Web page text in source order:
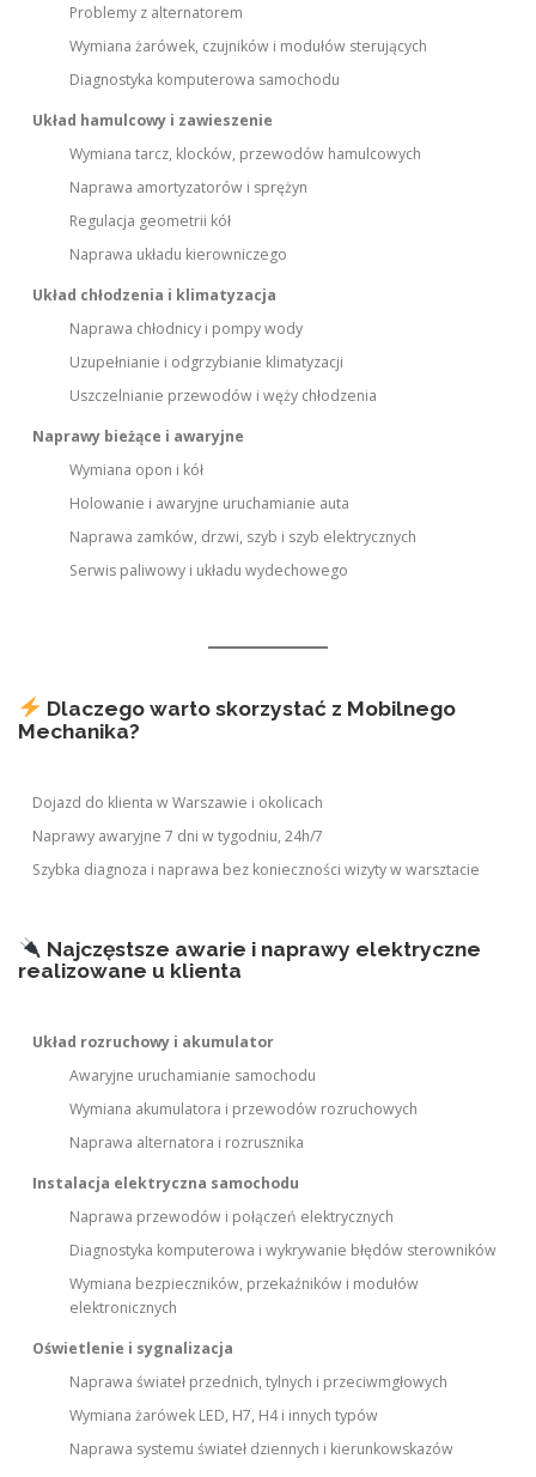
Problemy z alternatorem
Wymiana żarówek, czujników i modułów sterujących
Diagnostyka komputerowa samochodu
Układ hamulcowy i zawieszenie
Wymiana tarcz, klocków, przewodów hamulcowych
Naprawa amortyzatorów i sprężyn
Regulacja geometrii kół
Naprawa układu kierowniczego
Układ chłodzenia i klimatyzacja
Naprawa chłodnicy i pompy wody
Uzupełnianie i odgrzybianie klimatyzacji
Uszczelnianie przewodów i węży chłodzenia
Naprawy bieżące i awaryjne
Wymiana opon i kół
Holowanie i awaryjne uruchamianie auta
Naprawa zamków, drzwi, szyb i szyb elektrycznych
Serwis paliwowy i układu wydechowego
Dlaczego warto skorzystać z Mobilnego
Mechanika?
Dojazd do klienta w Warszawie i okolicach
Naprawy awaryjne 7 dni w tygodniu, 24h/7
Szybka diagnoza i naprawa bez konieczności wizyty w warsztacie
Najczęstsze awarie i naprawy elektryczne
realizowane u klienta
Układ rozruchowy i akumulator
Awaryjne uruchamianie samochodu
Wymiana akumulatora i przewodów rozruchowych
Naprawa alternatora i rozrusznika
Instalacja elektryczna samochodu
Naprawa przewodów i połączeń elektrycznych
Diagnostyka komputerowa i wykrywanie błędów sterowników
Wymiana bezpieczników, przekaźników i modułów
elektronicznych
Oświetlenie i sygnalizacja
Naprawa świateł przednich, tylnych i przeciwmgłowych
Wymiana żarówek LED, H7, H4 i innych typów
Naprawa systemu świateł dziennych i kierunkowskazów